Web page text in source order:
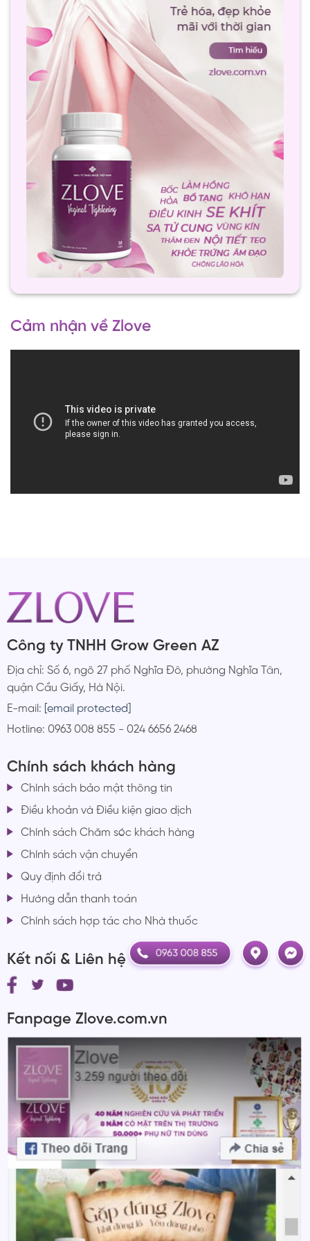
Cảm nhận về Zlove
Công ty TNHH Grow Green AZ
Địa chỉ: Số 6, ngõ 27 phố Nghĩa Đô, phường Nghĩa Tân,
quận Cầu Giấy, Hà Nội.
E-mail: [email protected]
Hotline: 0963 008 855 - 024 6656 2468
Chính sách khách hàng
Chính sách bảo mật thông tin
Điều khoản và Điều kiện giao dịch
Chính sách Chăm sóc khách hàng
Chính sách vận chuyển
Quy định đổi trả
Hướng dẫn thanh toán
Chính sách hợp tác cho Nhà thuốc
Kết nối & Liên hệ
Fanpage Zlove.com.vn